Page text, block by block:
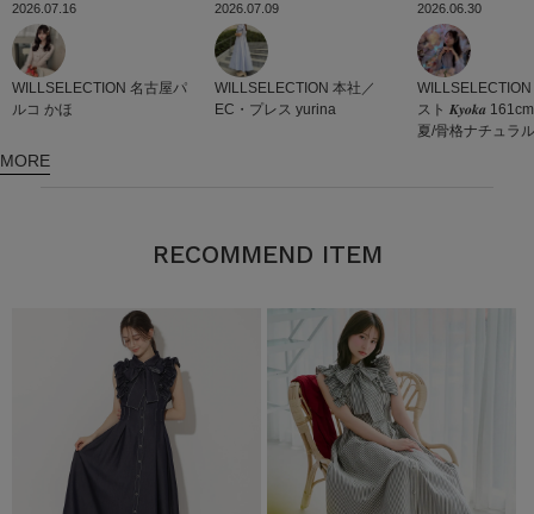
2026.07.16
WILLSELECTION 名古屋パ
ルコ かほ
2026.07.09
WILLSELECTION 本社／
EC・プレス yurina
2026.06.30
WILLSELECTION
スト 𝑲𝒚𝒐𝒌𝒂
夏/骨格ナチュラル
MORE
RECOMMEND ITEM